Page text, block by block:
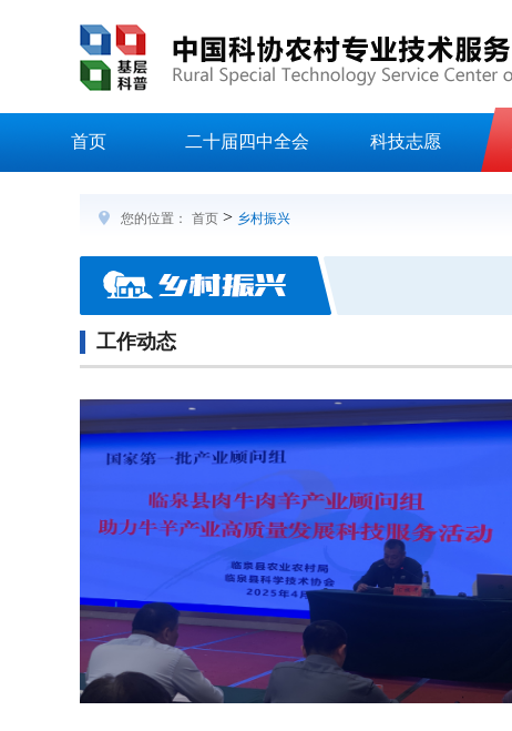
首页 二十届四中全会 科技志愿
您的位置： 首页 > 乡村振兴
工作动态